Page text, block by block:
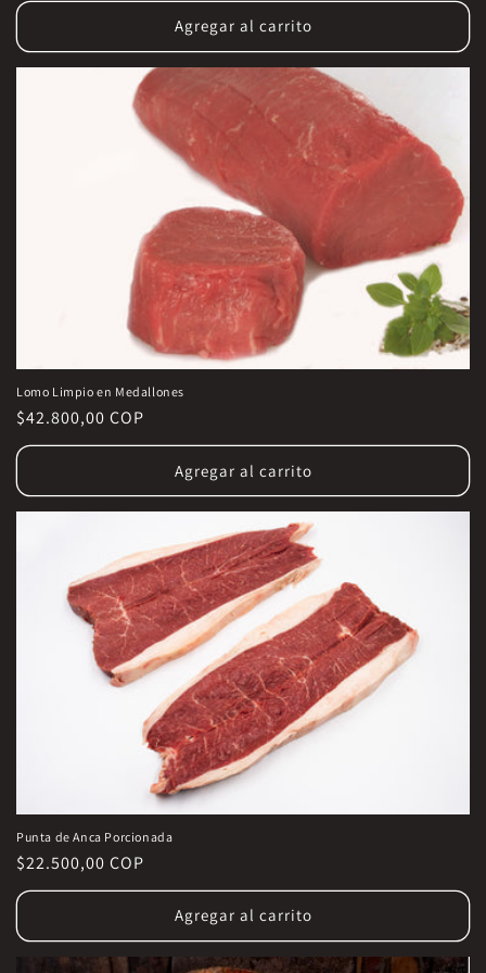
Agregar al carrito
Lomo Limpio en Medallones
Precio
habitual
$42.800,00 COP
Agregar al carrito
Punta de Anca Porcionada
Precio
habitual
$22.500,00 COP
Agregar al carrito